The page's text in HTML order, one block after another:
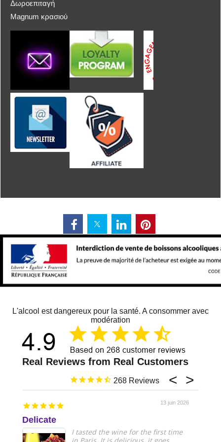
Δωροεπιταγή
Magnum κρασιού
L'alcool est dangereux pour la santé. A consommer avec
modération
268
13 juin 2026
Delicate
I tasted the wine for the first time
in Paris. It is delicious, it goes